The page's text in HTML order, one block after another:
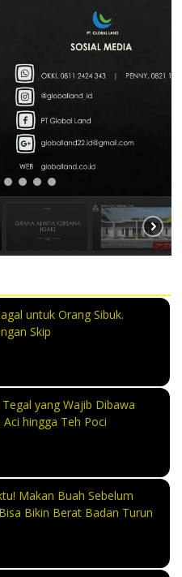
untuk Orang Sibuk.
Skip
yang Wajib Dibawa
hingga Teh Poci
Makan Buah Sebelum
Bikin Berat Badan Turun